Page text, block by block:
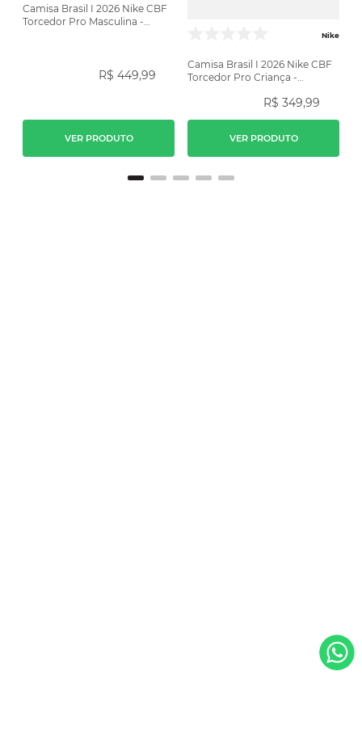
Camisa Brasil I 2026 Nike CBF
Torcedor Pro Masculina -
R$ 449,99
VER PRODUTO
Nike
Camisa Brasil I 2026 Nike CBF
Torcedor Pro Criança -
R$ 349,99
VER PRODUTO